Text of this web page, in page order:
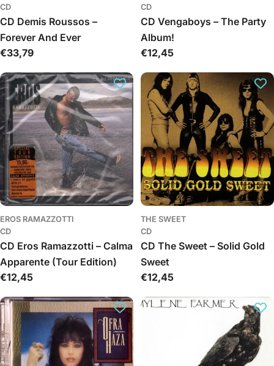
CD
CD Demis Roussos –
Forever And Ever
Įprasta
€33,79
CD
CD Vengaboys – The Party
Album!
Įprasta
€12,45
EROS RAMAZZOTTI
CD
CD Eros Ramazzotti – Calma
Apparente (Tour Edition)
Įprasta
€12,45
THE SWEET
CD
CD The Sweet – Solid Gold
Sweet
Įprasta
€12,45